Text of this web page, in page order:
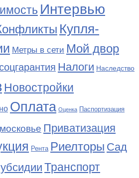
Интервью
Купля-
Метры в сети Мой двор
Налоги Наследство
Новостройки
Оплата Оценка Паспортизация
Приватизация
Рента Риелторы Сад
Транспорт